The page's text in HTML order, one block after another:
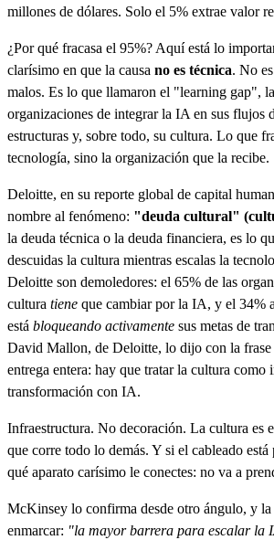
millones de dólares. Solo el 5% extrae valor
¿Por qué fracasa el 95%? Aquí está lo
clarísimo en que la causa no es técnica. No
malos. Es lo que llamaron el "learning gap",
organizaciones de integrar la IA en sus flujos
estructuras y, sobre todo, su cultura. Lo que
tecnología, sino la organización que la recibe.
Deloitte, en su reporte global de capital
nombre al fenómeno: "deuda cultural"
la deuda técnica o la deuda financiera, es lo
descuidas la cultura mientras escalas la
Deloitte son demoledores: el 65% de las
cultura tiene que cambiar por la IA, y el 34%
está bloqueando activamente sus metas de
David Mallon, de Deloitte, lo dijo con la frase
entrega entera: hay que tratar la cultura como
transformación con IA.
Infraestructura. No decoración. La cultura es
que corre todo lo demás. Y si el cableado
qué aparato carísimo le conectes: no va a
McKinsey lo confirma desde otro ángulo, y la
enmarcar: "la mayor barrera para escalar la